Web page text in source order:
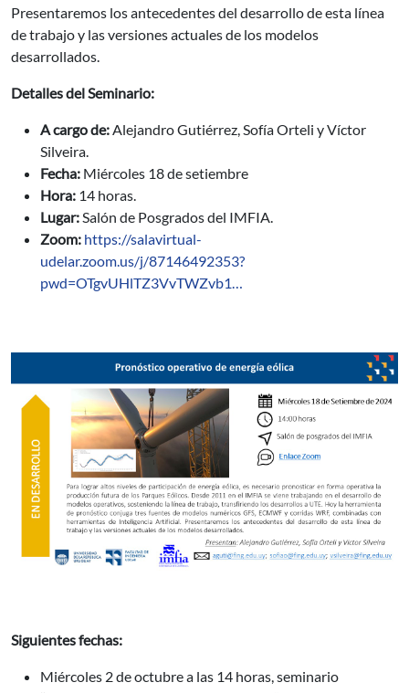
Presentaremos los antecedentes del desarrollo de esta línea
de trabajo y las versiones actuales de los modelos
desarrollados.
Detalles del Seminario:
A cargo de:Alejandro Gutiérrez, Sofía Orteli y Víctor
Silveira.
Fecha: Miércoles 18 de setiembre
Hora: 14 horas.
Lugar:Salón de Posgrados del IMFIA.
Zoom: https://salavirtual-
udelar.zoom.us/j/87146492353?
pwd=OTgvUHlTZ3VvTWZvb1…
Siguientes fechas:
Miércoles 2 de octubre a las 14 horas, seminario